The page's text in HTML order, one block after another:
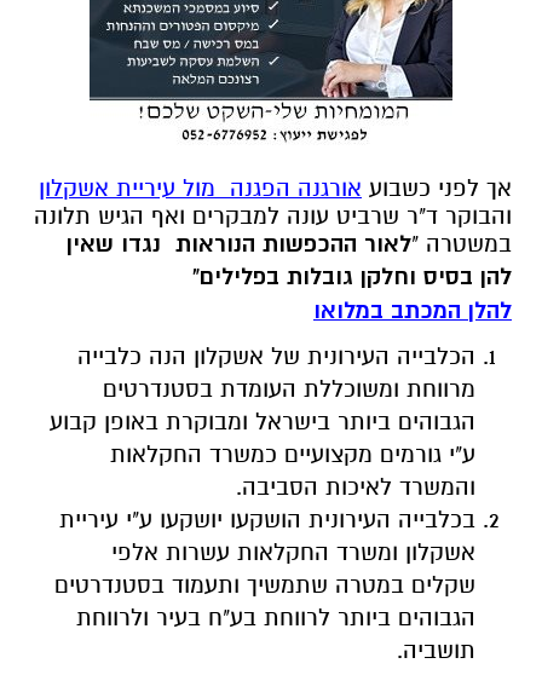
אך לפני כשבוע אורגנה הפגנה מול עיריית אשקלון
והבוקר ד"ר שרביט עונה למבקרים ואף הגיש תלונה
במשטרה "לאור ההכפשות הנוראות נגדו שאין
להן בסיס וחלקן גובלות בפלילים"
להלן המכתב במלואו
הכלבייה העירונית של אשקלון הנה כלבייה
מרווחת ומשוכללת העומדת בסטנדרטים
הגבוהים ביותר בישראל ומבוקרת באופן קבוע
ע"י גורמים מקצועיים כמשרד החקלאות
והמשרד לאיכות הסביבה.
בכלבייה העירונית הושקעו יושקעו ע"י עיריית
אשקלון ומשרד החקלאות עשרות אלפי
שקלים במטרה שתמשיך ותעמוד בסטנדרטים
הגבוהים ביותר לרווחת בע"ח בעיר ולרווחת
תושביה.